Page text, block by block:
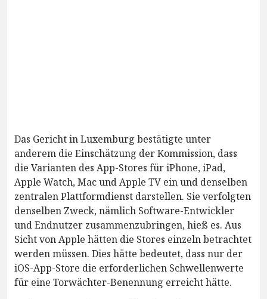
Das Gericht in Luxemburg bestätigte unter
anderem die Einschätzung der Kommission, dass
die Varianten des App-Stores für iPhone, iPad,
Apple Watch, Mac und Apple TV ein und denselben
zentralen Plattformdienst darstellen. Sie verfolgten
denselben Zweck, nämlich Software-Entwickler
und Endnutzer zusammenzubringen, hieß es. Aus
Sicht von Apple hätten die Stores einzeln betrachtet
werden müssen. Dies hätte bedeutet, dass nur der
iOS-App-Store die erforderlichen Schwellenwerte
für eine Torwächter-Benennung erreicht hätte.